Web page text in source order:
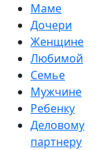
Маме
Дочери
Женщине
Любимой
Семье
Мужчине
Ребенку
Деловому
партнеру